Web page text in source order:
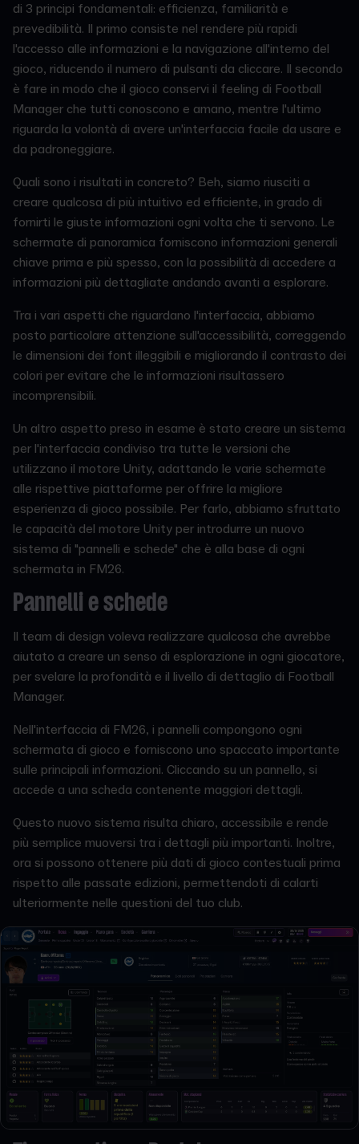
di 3 principi fondamentali: efficienza, familiarità e
prevedibilità. Il primo consiste nel rendere più rapidi
l'accesso alle informazioni e la navigazione all'interno del
gioco, riducendo il numero di pulsanti da cliccare. Il secondo
è fare in modo che il gioco conservi il feeling di Football
Manager che tutti conoscono e amano, mentre l'ultimo
riguarda la volontà di avere un'interfaccia facile da usare e
da padroneggiare.
Quali sono i risultati in concreto? Beh, siamo riusciti a
creare qualcosa di più intuitivo ed efficiente, in grado di
fornirti le giuste informazioni ogni volta che ti servono. Le
schermate di panoramica forniscono informazioni generali
chiave prima e più spesso, con la possibilità di accedere a
informazioni più dettagliate andando avanti a esplorare.
Tra i vari aspetti che riguardano l'interfaccia, abbiamo
posto particolare attenzione sull'accessibilità, correggendo
le dimensioni dei font illeggibili e migliorando il contrasto dei
colori per evitare che le informazioni risultassero
incomprensibili.
Un altro aspetto preso in esame è stato creare un sistema
per l'interfaccia condiviso tra tutte le versioni che
utilizzano il motore Unity, adattando le varie schermate
alle rispettive piattaforme per offrire la migliore
esperienza di gioco possibile. Per farlo, abbiamo sfruttato
le capacità del motore Unity per introdurre un nuovo
sistema di "pannelli e schede" che è alla base di ogni
schermata in FM26.
Pannelli e schede
Il team di design voleva realizzare qualcosa che avrebbe
aiutato a creare un senso di esplorazione in ogni giocatore,
per svelare la profondità e il livello di dettaglio di Football
Manager.
Nell'interfaccia di FM26, i pannelli compongono ogni
schermata di gioco e forniscono uno spaccato importante
sulle principali informazioni. Cliccando su un pannello, si
accede a una scheda contenente maggiori dettagli.
Questo nuovo sistema risulta chiaro, accessibile e rende
più semplice muoversi tra i dettagli più importanti. Inoltre,
ora si possono ottenere più dati di gioco contestuali prima
rispetto alle passate edizioni, permettendoti di calarti
ulteriormente nelle questioni del tuo club.